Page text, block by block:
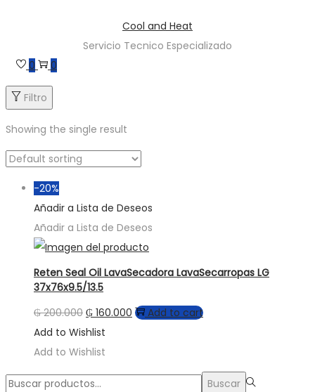
la
navegación
contenido
Cool and Heat
Servicio Tecnico Especializado
0
0
Filtro
Showing the single result
-20%
Añadir a Lista de Deseos
Añadir a Lista de Deseos
Reten Seal Oil LavaSecadora LavaSecarropas LG
37x76x9.5/13.5
₲200.000 ₲ 160.000
Add to cart
Add to Wishlist
Add to Wishlist
Búsqueda
Buscar